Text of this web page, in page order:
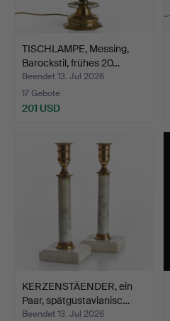
TISCHLAMPE, Messing,
Barockstil, frühes 20…
Beendet 13. Jul 2026
17 Gebote
201 USD
KERZENSTÄENDER, ein
Paar, spätgustavianisc…
Beendet 13. Jul 2026